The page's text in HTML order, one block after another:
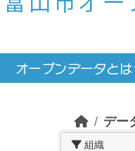
デー
組織